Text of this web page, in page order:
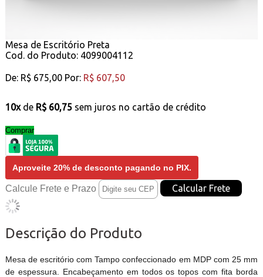
Mesa de Escritório Preta
Cod. do Produto: 4099004112
De: R$ 675,00 Por: R$ 607,50
10xde R$ 60,75 sem juros no cartão de crédito
Comprar
Aproveite 20% de desconto pagando no PIX.
Calcule Frete e Prazo
Descrição do Produto
Mesa de escritório com Tampo confeccionado em MDP com 25 mm
de espessura. Encabeçamento em todos os topos com fita borda